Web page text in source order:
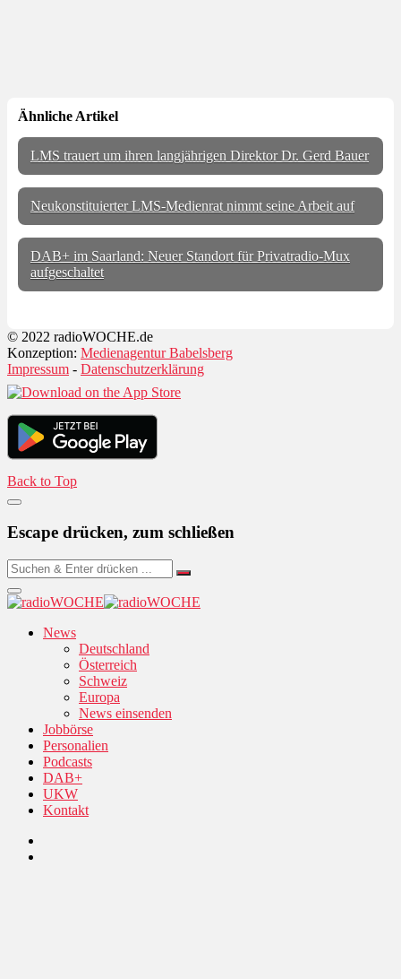
Ähnliche Artikel
LMS trauert um ihren langjährigen Direktor Dr. Gerd Bauer
Neukonstituierter LMS-Medienrat nimmt seine Arbeit auf
DAB+ im Saarland: Neuer Standort für Privatradio-Mux
aufgeschaltet
© 2022 radioWOCHE.de
Konzeption: Medienagentur Babelsberg
Impressum - Datenschutzerklärung
Back to Top
Escape drücken, zum schließen
News
Deutschland
Österreich
Schweiz
Europa
News einsenden
Jobbörse
Personalien
Podcasts
DAB+
UKW
Kontakt